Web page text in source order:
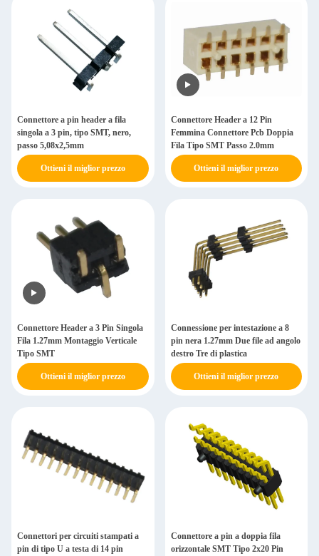
Connettore a pin header a fila
singola a 3 pin, tipo SMT, nero,
passo 5,08x2,5mm
Ottieni il miglior prezzo
Connettore Header a 12 Pin
Femmina Connettore Pcb Doppia
Fila Tipo SMT Passo 2.0mm
Ottieni il miglior prezzo
Connettore Header a 3 Pin Singola
Fila 1.27mm Montaggio Verticale
Tipo SMT
Ottieni il miglior prezzo
Connessione per intestazione a 8
pin nera 1.27mm Due file ad angolo
destro Tre di plastica
Ottieni il miglior prezzo
Connettori per circuiti stampati a
pin di tipo U a testa di 14 pin
Connettore a pin a doppia fila
orizzontale SMT Tipo 2x20 Pin